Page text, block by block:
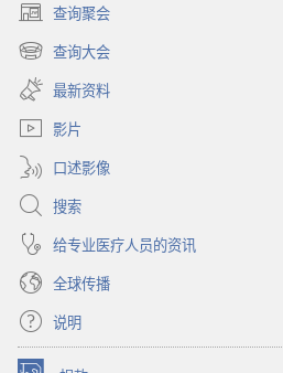
查询聚会
（打
开
新
窗
口）
查询大会
（打
开
新
窗
最新资料
影片
口述影像
搜索
给专业医疗人员的资讯
全球传播
说明